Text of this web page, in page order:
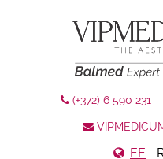
(+372) 6 590 231
EE